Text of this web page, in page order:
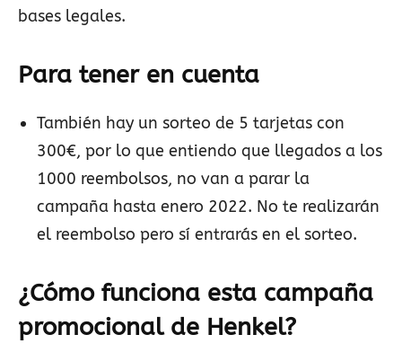
bases legales.
Para tener en cuenta
También hay un sorteo de 5 tarjetas con
300€, por lo que entiendo que llegados a los
1000 reembolsos, no van a parar la
campaña hasta enero 2022. No te realizarán
el reembolso pero sí entrarás en el sorteo.
¿Cómo funciona esta campaña
promocional de Henkel?